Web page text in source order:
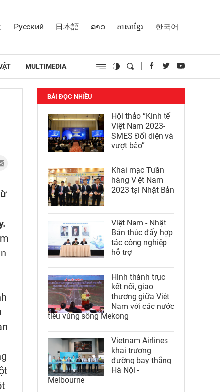
Русский 日本語 ລາວ ភាសាខ្មែរ 한국어
MULTIMEDIA
BÀI ĐỌC NHIỀU
Hội thảo “Kinh tế
Việt Nam 2023-
SMES Đối diện và
vượt bão”
Khai mạc Tuần
hàng Việt Nam
2023 tại Nhật Bản
Việt Nam - Nhật
Bản thúc đẩy hợp
tác công nghiệp
hỗ trợ
Hình thành trục
kết nối, giao
thương giữa Việt
Nam với các nước
tiểu vùng sông Mekong
Vietnam Airlines
khai trương
đường bay thẳng
Hà Nội -
Melbourne